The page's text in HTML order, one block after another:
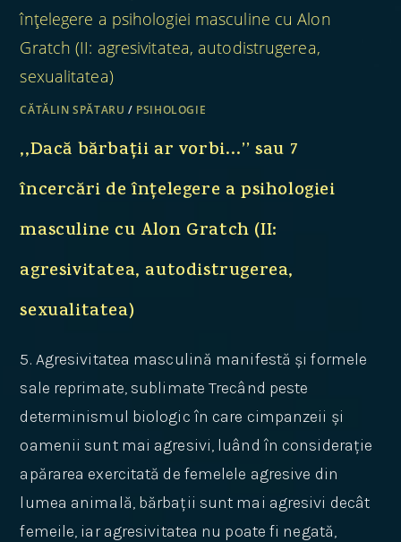
CĂTĂLIN SPĂTARU / PSIHOLOGIE
,,Dacă bărbații ar vorbi…’’ sau 7
încercări de înțelegere a psihologiei
masculine cu Alon Gratch (II:
agresivitatea, autodistrugerea,
sexualitatea)
5. Agresivitatea masculină manifestă și formele
sale reprimate, sublimate Trecând peste
determinismul biologic în care cimpanzeii și
oamenii sunt mai agresivi, luând în considerație
apărarea exercitată de femelele agresive din
lumea animală, bărbații sunt mai agresivi decât
femeile, iar agresivitatea nu poate fi negată,